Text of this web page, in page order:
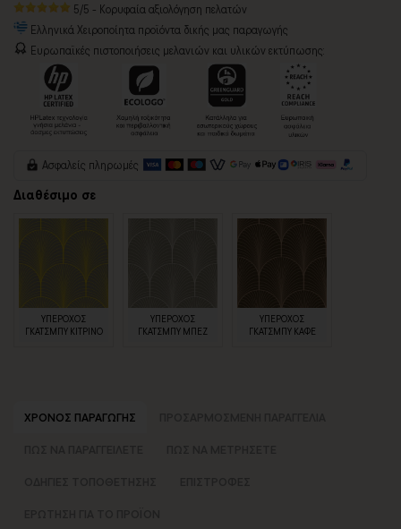
5/5 - Κορυφαία αξιολόγηση πελατών
Ελληνικά Χειροποίητα προϊόντα δικής μας παραγωγής
Ευρωπαϊκές πιστοποιήσεις μελανιών και υλικών εκτύπωσης:
Ασφαλείς πληρωμές
Διαθέσιμο σε
ΥΠΕΡΟΧΟΣ
ΓΚΑΤΣΜΠΥ ΚΙΤΡΙΝΟ
ΥΠΕΡΟΧΟΣ
ΓΚΑΤΣΜΠΥ ΜΠΕΖ
ΥΠΕΡΟΧΟΣ
ΓΚΑΤΣΜΠΥ ΚΑΦΕ
ΧΡΟΝΟΣ ΠΑΡΑΓΩΓΗΣ